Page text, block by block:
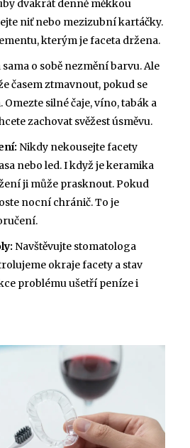
dvakrát denně měkkou
niť nebo mezizubní kartáčky.
kterým je faceta držena.
o sobě nezmění barvu. Ale
časem ztmavnout, pokud se
silné čaje, víno, tabák a
zachovat svěžest úsměvu.
Nikdy nekousejte facety
nebo led. I když je keramika
ji může prasknout. Pokud
nocní chránič. To je
Navštěvujte stomatologa
okraje facety a stav
problému ušetří peníze i